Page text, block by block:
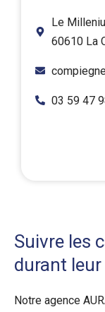
Le
60610 La
03 59 47
Suivre les
durant
Notre agence